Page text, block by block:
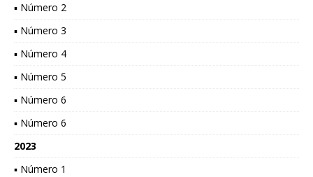
▪ Número 2
▪ Número 3
▪ Número 4
▪ Número 5
▪ Número 6
▪ Número 6
2023
▪ Número 1